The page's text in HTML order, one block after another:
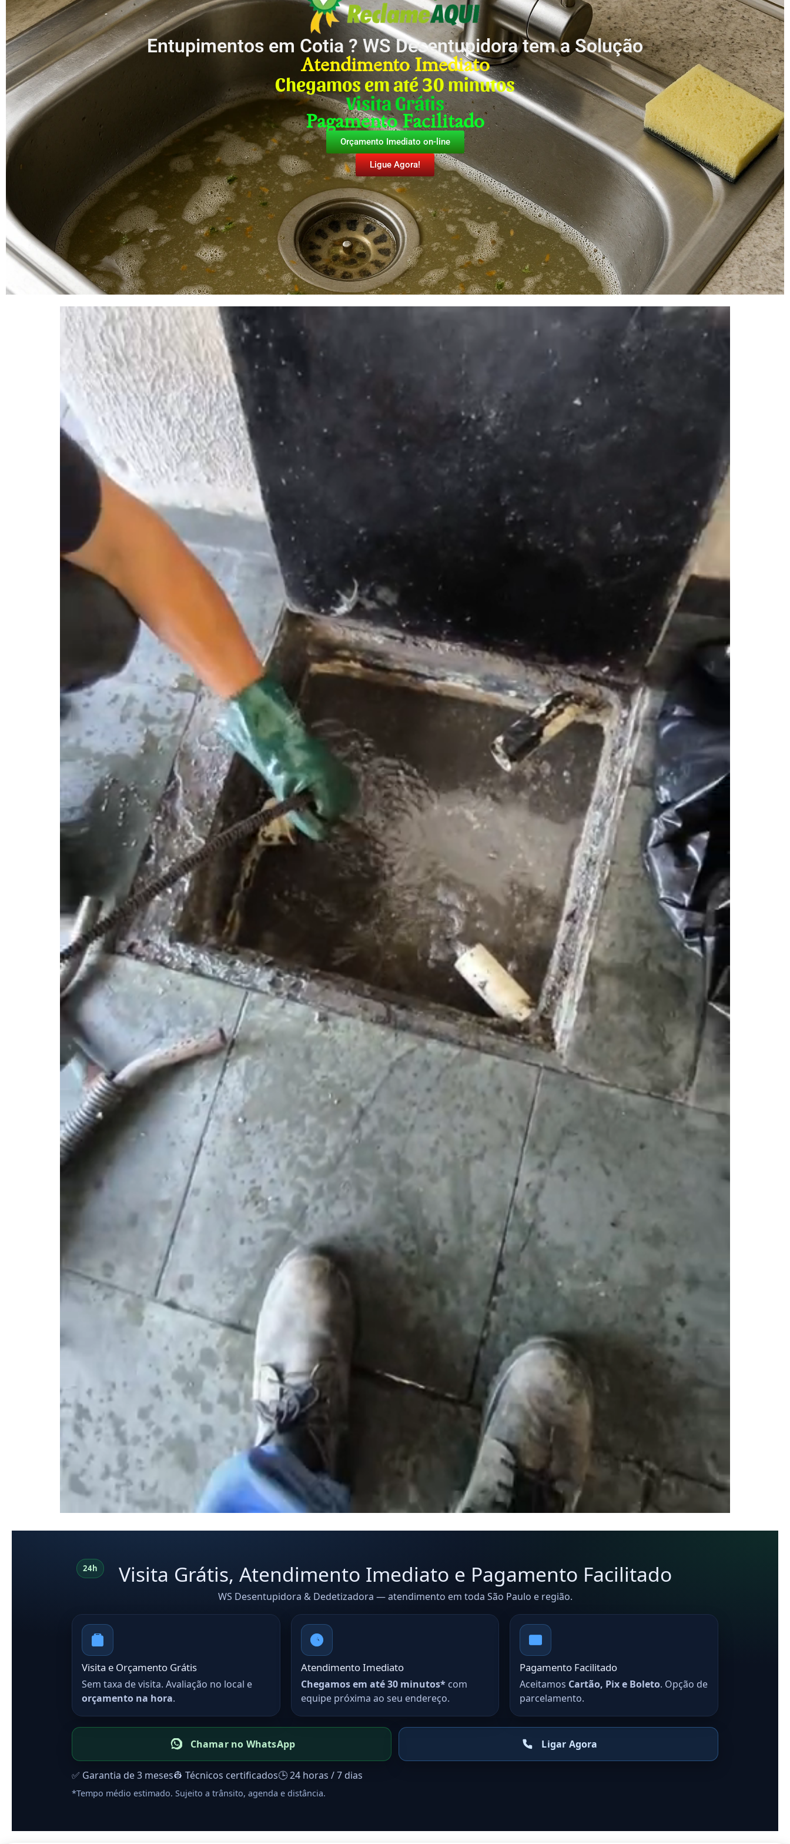
Entupimentos em Cotia ? WS Desentupidora tem a Solução
Atendimento Imediato
Chegamos em até 30 minutos
Visita Grátis
Pagamento Facilitado
Orçamento Imediato on-line
Ligue Agora!
24h Visita Grátis, Atendimento Imediato e Pagamento Facilitado
WS Desentupidora & Dedetizadora — atendimento em toda São Paulo e região.
Visita e Orçamento Grátis
Sem taxa de visita. Avaliação no local e
orçamento na hora.
Atendimento Imediato
Chegamos em até 30 minutos*com
equipe próxima ao seu endereço.
Pagamento Facilitado
Aceitamos Cartão, Pix e Boleto. Opção de
parcelamento.
Chamar no WhatsApp Ligar Agora
✅ Garantia de 3 meses👷 Técnicos certificados🕒 24 horas / 7 dias
*Tempo médio estimado. Sujeito a trânsito, agenda e distância.